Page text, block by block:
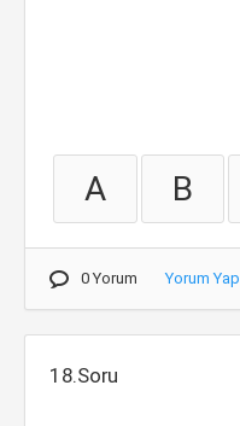
A B
0 Yorum Yorum Yap
18.Soru